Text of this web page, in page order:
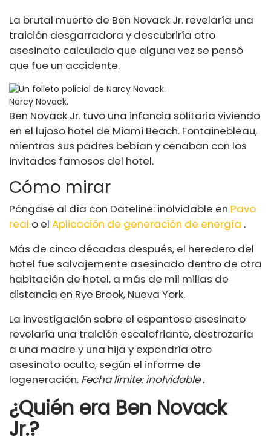
La brutal muerte de Ben Novack Jr. revelaría una
traición desgarradora y descubriría otro
asesinato calculado que alguna vez se pensó
que fue un accidente.
Narcy Novack.
Ben Novack Jr. tuvo una infancia solitaria viviendo
en el lujoso hotel de Miami Beach. Fontainebleau,
mientras sus padres bebían y cenaban con los
invitados famosos del hotel.
Cómo mirar
Póngase al día con Dateline: inolvidable en Pavo
real o el Aplicación de generación de energía .
Más de cinco décadas después, el heredero del
hotel fue salvajemente asesinado dentro de otra
habitación de hotel, a más de mil millas de
distancia en Rye Brook, Nueva York.
La investigación sobre el espantoso asesinato
revelaría una traición escalofriante, destrozaría
a una madre y una hija y expondría otro
asesinato oculto, según el informe de
Iogeneración. Fecha límite: inolvidable .
¿Quién era Ben Novack
Jr.?